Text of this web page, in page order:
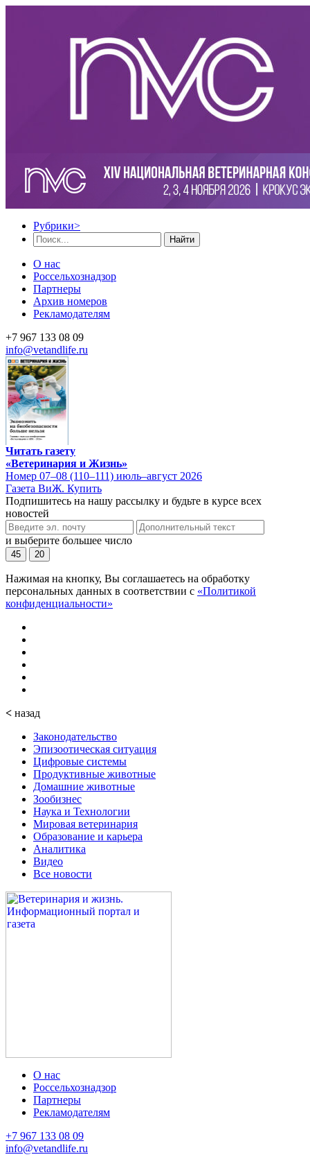
Рубрики>
Найти
О нас
Россельхознадзор
Партнеры
Архив номеров
Рекламодателям
+7 967 133 08 09
info@vetandlife.ru
Читать газету
«Ветеринария и Жизнь»
Номер 07–08 (110–111) июль–август 2026
Газета ВиЖ. Купить
Подпишитесь на нашу рассылку и будьте в курсе всех
новостей
и выберите большее число
45 20
Нажимая на кнопку, Вы соглашаетесь на обработку
персональных данных в соответствии с «Политикой
конфиденциальности»
< назад
Законодательство
Эпизоотическая ситуация
Цифровые системы
Продуктивные животные
Домашние животные
Зообизнес
Наука и Технологии
Мировая ветеринария
Образование и карьера
Аналитика
Видео
Все новости
О нас
Россельхознадзор
Партнеры
Рекламодателям
+7 967 133 08 09
info@vetandlife.ru